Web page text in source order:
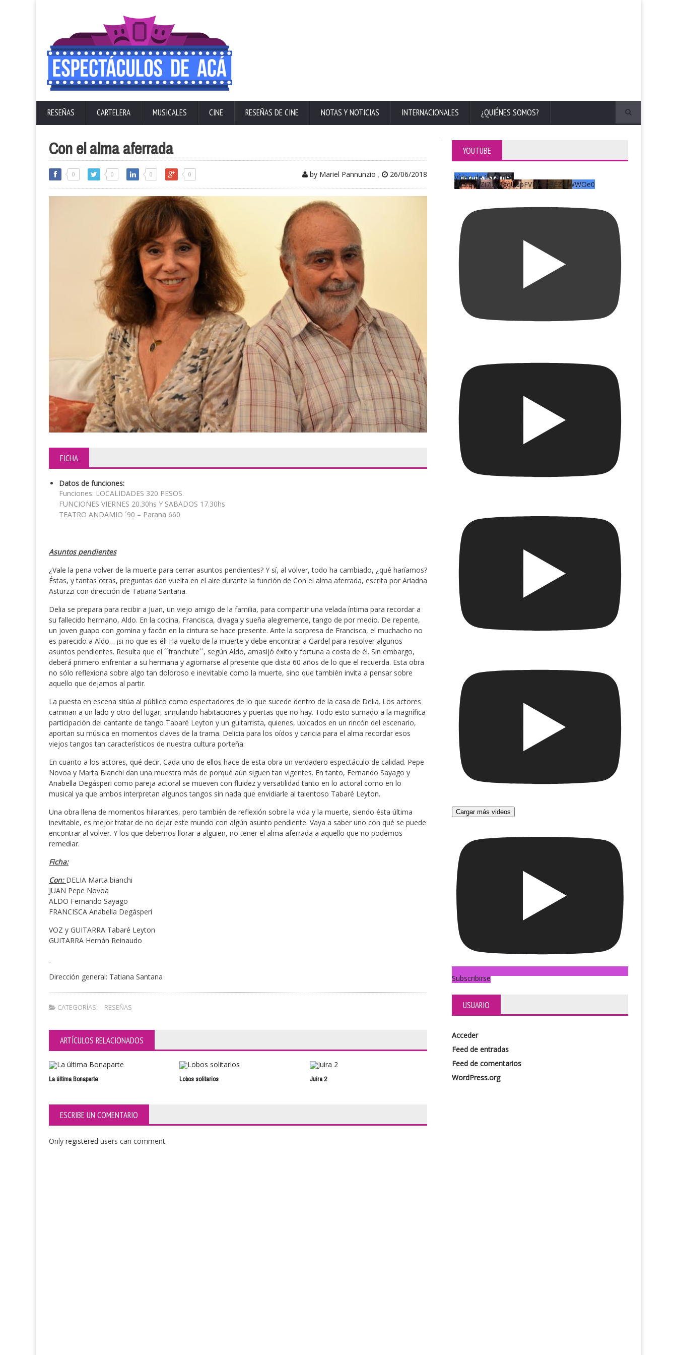
RESEÑAS CARTELERA MUSICALES CINE RESEÑAS DE CINE NOTAS Y NOTICIAS INTERNACIONALES ¿QUIÉNES SOMOS?
Con el alma aferrada
0 0 0 0 by Mariel Pannunzio , 26/06/2018
FICHA
Datos de funciones:
Funciones: LOCALIDADES 320 PESOS.
FUNCIONES VIERNES 20.30hs Y SABADOS 17.30hs
TEATRO ANDAMIO ´90 – Parana 660
Asuntos pendientes
¿Vale la pena volver de la muerte para cerrar asuntos pendientes? Y sí, al volver, todo ha cambiado, ¿qué haríamos?
Éstas, y tantas otras, preguntas dan vuelta en el aire durante la función de Con el alma aferrada, escrita por Ariadna
Asturzzi con dirección de Tatiana Santana.
Delia se prepara para recibir a Juan, un viejo amigo de la familia, para compartir una velada íntima para recordar a
su fallecido hermano, Aldo. En la cocina, Francisca, divaga y sueña alegremente, tango de por medio. De repente,
un joven guapo con gomina y facón en la cintura se hace presente. Ante la sorpresa de Francisca, el muchacho no
es parecido a Aldo… ¡si no que es él! Ha vuelto de la muerte y debe encontrar a Gardel para resolver algunos
asuntos pendientes. Resulta que el ´´franchute´´, según Aldo, amasijó éxito y fortuna a costa de él. Sin embargo,
deberá primero enfrentar a su hermana y agiornarse al presente que dista 60 años de lo que el recuerda. Esta obra
no sólo reflexiona sobre algo tan doloroso e inevitable como la muerte, sino que también invita a pensar sobre
aquello que dejamos al partir.
La puesta en escena sitúa al público como espectadores de lo que sucede dentro de la casa de Delia. Los actores
caminan a un lado y otro del lugar, simulando habitaciones y puertas que no hay. Todo esto sumado a la magnífica
participación del cantante de tango Tabaré Leyton y un guitarrista, quienes, ubicados en un rincón del escenario,
aportan su música en momentos claves de la trama. Delicia para los oídos y caricia para el alma recordar esos
viejos tangos tan característicos de nuestra cultura porteña.
En cuanto a los actores, qué decir. Cada uno de ellos hace de esta obra un verdadero espectáculo de calidad. Pepe
Novoa y Marta Bianchi dan una muestra más de porqué aún siguen tan vigentes. En tanto, Fernando Sayago y
Anabella Degásperi como pareja actoral se mueven con fluidez y versatilidad tanto en lo actoral como en lo
musical ya que ambos interpretan algunos tangos sin nada que envidiarle al talentoso Tabaré Leyton.
Una obra llena de momentos hilarantes, pero también de reflexión sobre la vida y la muerte, siendo ésta última
inevitable, es mejor tratar de no dejar este mundo con algún asunto pendiente. Vaya a saber uno con qué se puede
encontrar al volver. Y los que debemos llorar a alguien, no tener el alma aferrada a aquello que no podemos
remediar.
Ficha:
Con: DELIA Marta bianchi
JUAN Pepe Novoa
ALDO Fernando Sayago
FRANCISCA Anabella Degásperi
VOZ y GUITARRA Tabaré Leyton
GUITARRA Hernán Reinaudo
Dirección general: Tatiana Santana
CATEGORÍAS: RESEÑAS
ARTÍCULOS RELACIONADOS
La última Bonaparte Lobos solitarios Juira 2 Familia real
ESCRIBE UN COMENTARIO
Only registered users can comment.
YOUTUBE
Vídeo de YouTube
UCKqYjiZi7lzy6gqU6pFVFiA_A3EZ9JWWOe0
Cargar más videos
Subscribirse
USUARIO
Acceder
Feed de entradas
Feed de comentarios
WordPress.org